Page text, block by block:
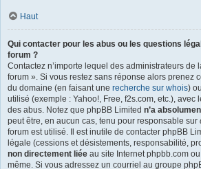
Haut
Qui contacter pour les abus ou les questions
forum ?
Contactez n’importe lequel des administrateurs de
forum ». Si vous restez sans réponse alors prenez
du domaine (en faisant une recherche sur whois)
utilisé (exemple : Yahoo!, Free, f2s.com, etc.), avec
des abus. Notez que phpBB Limited n’a
peut être, en aucun cas, tenu pour responsable sur
forum est utilisé. Il est inutile de contacter phpBB
légale (cessions et désistements, responsabilité,
non directement liée au site Internet phpbb.com
même. Si vous adressez un courriel au groupe